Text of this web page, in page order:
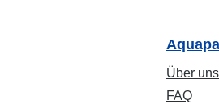
Über uns
FAQ